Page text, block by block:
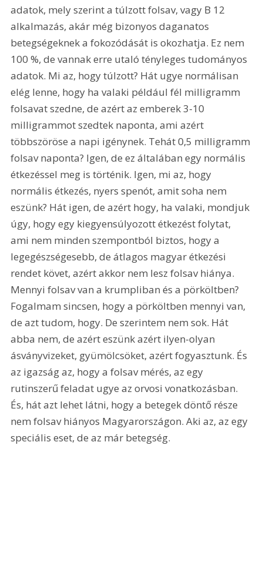
adatok, mely szerint a túlzott folsav, vagy B 12
alkalmazás, akár még bizonyos daganatos
betegségeknek a fokozódását is okozhatja. Ez nem
100 %, de vannak erre utaló tényleges tudományos
adatok. Mi az, hogy túlzott? Hát ugye normálisan
elég lenne, hogy ha valaki például fél milligramm
folsavat szedne, de azért az emberek 3-10
milligrammot szedtek naponta, ami azért
többszöröse a napi igénynek. Tehát 0,5 milligramm
folsav naponta? Igen, de ez általában egy normális
étkezéssel meg is történik. Igen, mi az, hogy
normális étkezés, nyers spenót, amit soha nem
eszünk? Hát igen, de azért hogy, ha valaki, mondjuk
úgy, hogy egy kiegyensúlyozott étkezést folytat,
ami nem minden szempontból biztos, hogy a
legegészségesebb, de átlagos magyar étkezési
rendet követ, azért akkor nem lesz folsav hiánya.
Mennyi folsav van a krumpliban és a pörköltben?
Fogalmam sincsen, hogy a pörköltben mennyi van,
de azt tudom, hogy. De szerintem nem sok. Hát
abba nem, de azért eszünk azért ilyen-olyan
ásványvizeket, gyümölcsöket, azért fogyasztunk. És
az igazság az, hogy a folsav mérés, az egy
rutinszerű feladat ugye az orvosi vonatkozásban.
És, hát azt lehet látni, hogy a betegek döntő része
nem folsav hiányos Magyarországon. Aki az, az egy
speciális eset, de az már betegség.